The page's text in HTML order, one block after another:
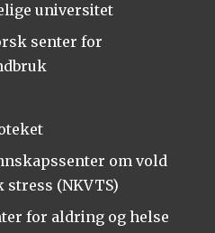
universitet
senter for
om vold
stress (NKVTS)
for aldring og helse